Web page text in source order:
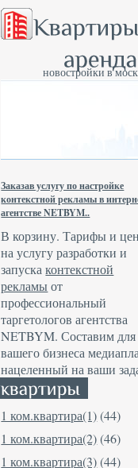
новостройки в
Заказав услугу по настройке
контекстной рекламы в
агентстве NETBYM..
В корзину. Тарифы и
на услугу разработки и
запускаконтекстной
рекламыот
профессиональный
таргетологов агентства
NETBYM. Составим для
вашего бизнеса
нацеленный на ваши
1 ком.квартира(1)(44)
1 ком.квартира(2)(46)
1 ком.квартира(3)(44)